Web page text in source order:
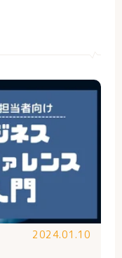
2024.01.10